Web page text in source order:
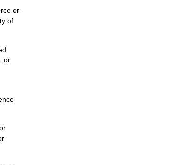
or
of
or